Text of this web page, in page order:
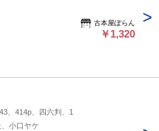
古本屋ぽらん
￥1,320
、414p、四六判、1
小口ヤケ